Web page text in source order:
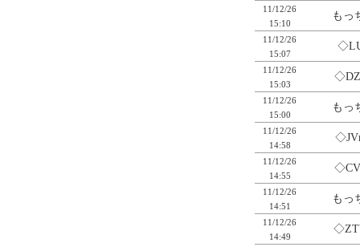
11/12/26
15:10
もっ
11/12/26
15:07
11/12/26
15:03
11/12/26
15:00
もっ
11/12/26
14:58
11/12/26
14:55
11/12/26
14:51
もっ
11/12/26
14:49